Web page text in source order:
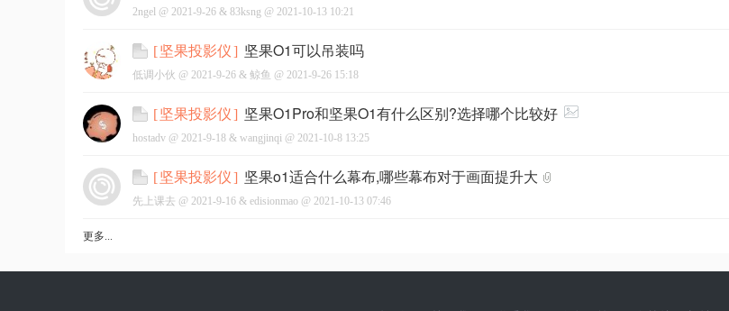
2ngel @ 2021-9-26 & 83ksng @ 2021-10-13 10:21
[坚果投影仪] 坚果O1可以吊装吗
低调小伙 @ 2021-9-26 & 鲸鱼 @ 2021-9-26 15:18
[坚果投影仪] 坚果O1Pro和坚果O1有什么区别?选择哪个比较好
hostadv @ 2021-9-18 & wangjinqi @ 2021-10-8 13:25
[坚果投影仪] 坚果o1适合什么幕布,哪些幕布对于画面提升大
先上课去 @ 2021-9-16 & edisionmao @ 2021-10-13 07:46
更多...